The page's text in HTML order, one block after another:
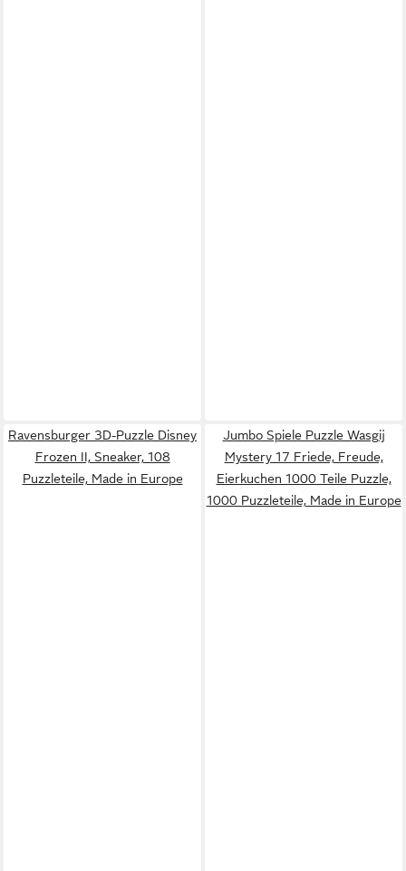
Ravensburger 3D-Puzzle Disney
Frozen II, Sneaker, 108
Puzzleteile, Made in Europe
Jumbo Spiele Puzzle Wasgij
Mystery 17 Friede, Freude,
Eierkuchen 1000 Teile Puzzle,
1000 Puzzleteile, Made in Europe